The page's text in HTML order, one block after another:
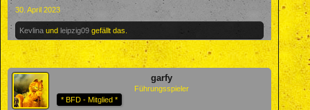
30. April 2023
Kevlina und leipzig09 gefällt das.
garfy
Führungsspieler
* BFD - Mitglied *